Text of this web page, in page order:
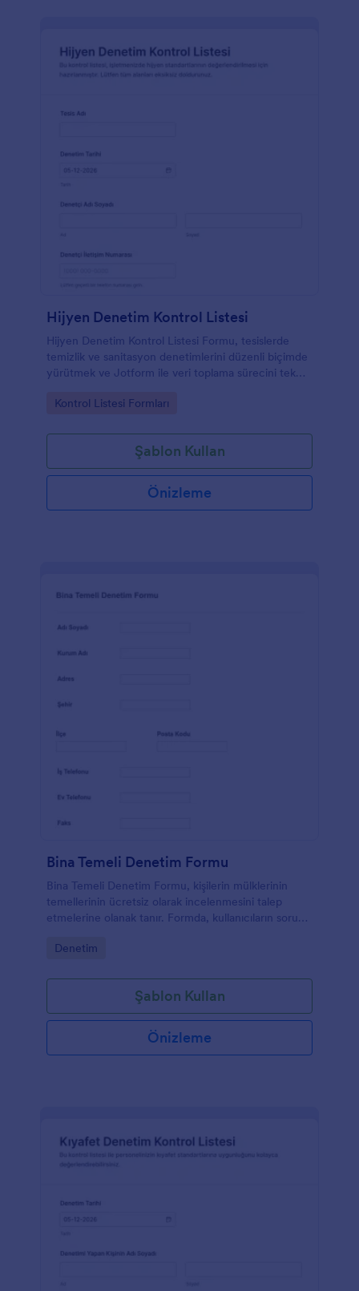
Hijyen Denetim Kontrol Listesi
Hijyen Denetim Kontrol Listesi Formu, tesislerde
temizlik ve sanitasyon denetimlerini düzenli biçimde
yürütmek ve Jotform ile veri toplama sürecini tek
Go to Category:
Kontrol Listesi Formları
Şablon Kullan
Önizleme
Bina Temeli Denetim Formu
Bina Temeli Denetim Formu, kişilerin mülklerinin
temellerinin ücretsiz olarak incelenmesini talep
etmelerine olanak tanır. Formda, kullanıcıların sorunu
bulunur.
Go to Category:
Denetim
Şablon Kullan
Önizleme